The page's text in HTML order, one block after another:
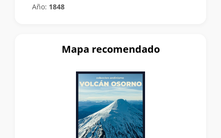
Año: 1848
Mapa recomendado